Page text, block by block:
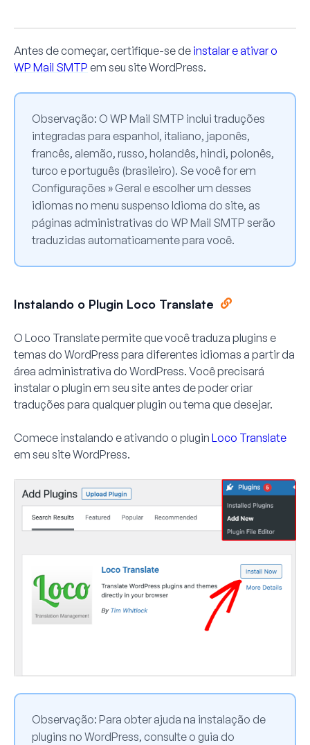
Antes de começar, certifique-se de instalar e ativar o
WP Mail SMTP em seu site WordPress.
Observação: O WP Mail SMTP inclui traduções
integradas para espanhol, italiano, japonês,
francês, alemão, russo, holandês, hindi, polonês,
turco e português (brasileiro). Se você for em
Configurações » Geral e escolher um desses
idiomas no menu suspenso Idioma do site, as
páginas administrativas do WP Mail SMTP serão
traduzidas automaticamente para você.
Instalando o Plugin Loco Translate
O Loco Translate permite que você traduza plugins e
temas do WordPress para diferentes idiomas a partir da
área administrativa do WordPress. Você precisará
instalar o plugin em seu site antes de poder criar
traduções para qualquer plugin ou tema que desejar.
Comece instalando e ativando o plugin Loco Translate
em seu site WordPress.
Observação: Para obter ajuda na instalação de
plugins no WordPress, consulte o guia do